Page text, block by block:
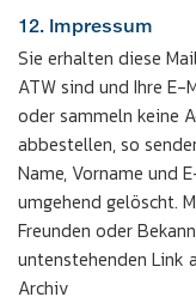
12. Impressum
Sie erhalten diese
ATW sind und Ihre
oder sammeln keine
abbestellen, so
Name, Vorname und
umgehend gelöscht.
Freunden oder
untenstehenden Link
Archiv